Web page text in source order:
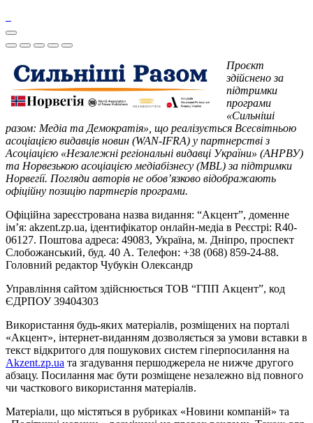
Проєкт
здійснено за
підтримки
програми
«Сильніші
разом: Медіа та Демократія», що реалізується Всесвітньою
асоціацією видавців новин (WAN-IFRA) у партнерстві з
Асоціацією «Незалежні регіональні видавці України» (АНРВУ)
та Норвезькою асоціацією медіабізнесу (MBL) за підтримки
Норвегії. Погляди авторів не обов’язково відображають
офіційну позицію партнерів програми.
Офіційна зареєстрована назва видання: “Акцент”, доменне
ім’я: akzent.zp.ua, ідентифікатор онлайн-медіа в Реєстрі: R40-
06127. Поштова адреса: 49083, Україна, м. Дніпро, проспект
Слобожанський, буд. 40 А. Телефон: +38 (068) 859-24-88.
Головний редактор Чубукін Олександр
Управління сайтом здійснюється ТОВ “ГПП Акцент”, код
ЄДРПОУ 39404303
Використання будь-яких матеріалів, розміщених на порталі
«Акцент», інтернет-виданням дозволяється за умови вставки в
текст відкритого для пошукових систем гіперпосилання на
Akzent.zp.ua та згадування першоджерела не нижче другого
абзацу. Посилання має бути розміщене незалежно від повного
чи часткового використання матеріалів.
Матеріали, що містяться в рубриках «Новини компаній» та